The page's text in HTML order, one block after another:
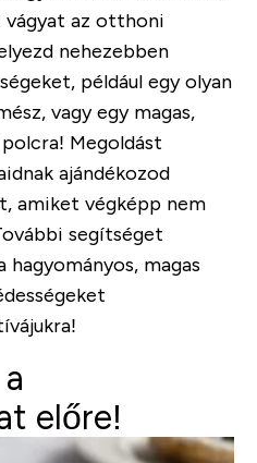
az otthoni
nehezebben
például egy olyan
vagy egy magas,
Megoldást
ajándékozod
amiket végképp nem
segítséget
hagyományos, magas
előre!